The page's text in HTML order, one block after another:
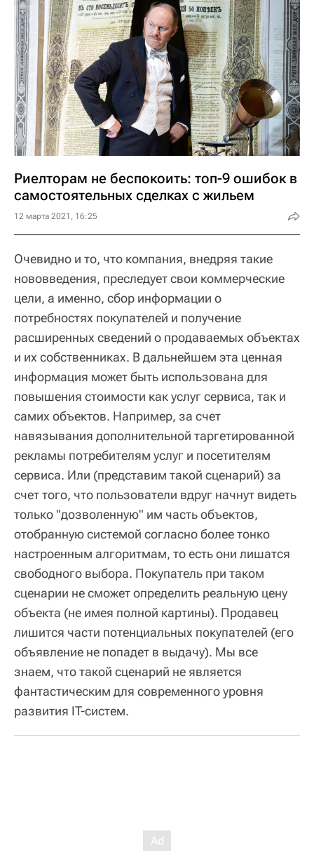
Риелторам не беспокоить: топ-9 ошибок в
самостоятельных сделках с жильем
12 марта 2021, 16:25
Очевидно и то, что компания, внедряя такие
нововведения, преследует свои коммерческие
цели, а именно, сбор информации о
потребностях покупателей и получение
расширенных сведений о продаваемых объектах
и их собственниках. В дальнейшем эта ценная
информация может быть использована для
повышения стоимости как услуг сервиса, так и
самих объектов. Например, за счет
навязывания дополнительной таргетированной
рекламы потребителям услуг и посетителям
сервиса. Или (представим такой сценарий) за
счет того, что пользователи вдруг начнут видеть
только "дозволенную" им часть объектов,
отобранную системой согласно более тонко
настроенным алгоритмам, то есть они лишатся
свободного выбора. Покупатель при таком
сценарии не сможет определить реальную цену
объекта (не имея полной картины). Продавец
лишится части потенциальных покупателей (его
объявление не попадет в выдачу). Мы все
знаем, что такой сценарий не является
фантастическим для современного уровня
развития IT-систем.